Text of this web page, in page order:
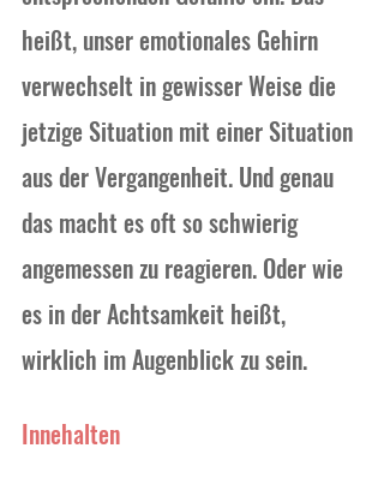
heißt, unser emotionales Gehirn
verwechselt in gewisser Weise die
jetzige Situation mit einer Situation
aus der Vergangenheit. Und genau
das macht es oft so schwierig
angemessen zu reagieren. Oder wie
es in der Achtsamkeit heißt,
wirklich im Augenblick zu sein.
Innehalten